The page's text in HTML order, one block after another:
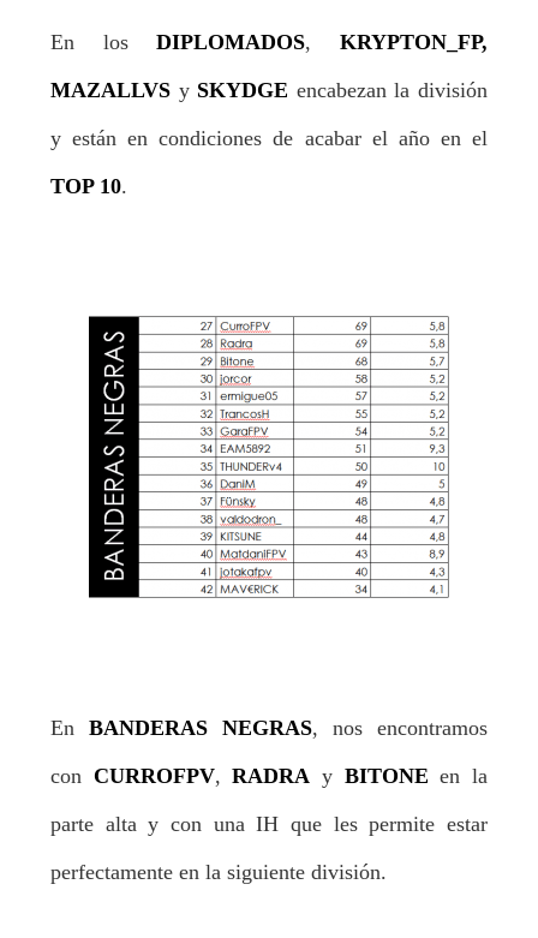
En losDIPLOMADOS,KRYPTON_FP,
MAZALLVS y SKYDGE encabezan la división
y están en condiciones de acabar el año en el
TOP 10.
En BANDERAS NEGRAS, nos encontramos
con CURROFPV,RADRA y BITONE en la
parte alta y con una IH que les permite estar
perfectamente en la siguiente división.